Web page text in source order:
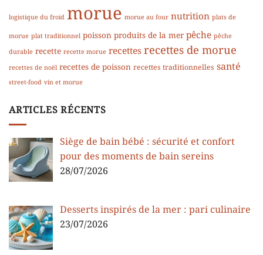
logistique du froid morue morue au four nutrition plats de
morue plat traditionnel poisson produits de la mer pêche pêche
durable recette recette morue recettes recettes de morue
recettes de noël recettes de poisson recettes traditionnelles santé
street-food vin et morue
ARTICLES RÉCENTS
Siège de bain bébé : sécurité et confort
pour des moments de bain sereins
28/07/2026
Desserts inspirés de la mer : pari culinaire
23/07/2026